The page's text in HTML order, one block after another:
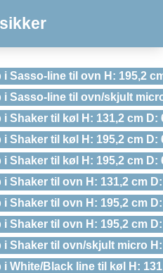
Sasso-line til ovn H: 195,2
Sasso-line til ovn/skjult
Shaker til køl H: 131,2 cm
Shaker til køl H: 195,2 cm D:
Shaker til køl H: 195,2 cm
Shaker til ovn H: 131,2 cm
Shaker til ovn H: 195,2 cm
Shaker til ovn H: 195,2 cm
Shaker til ovn/skjult micro
White/Black line til køl H: